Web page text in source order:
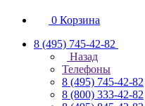
0 Корзина
8 (495) 745-42-82
Назад
Телефоны
8 (495) 745-42-82
8 (800) 333-42-82